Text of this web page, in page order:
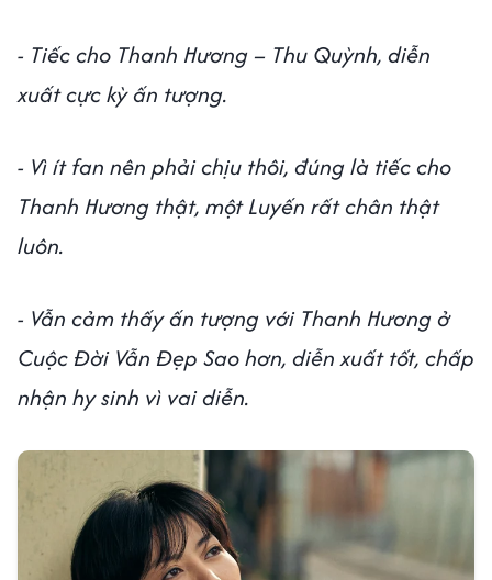
- Tiếc cho Thanh Hương – Thu Quỳnh, diễn
xuất cực kỳ ấn tượng.
- Vì ít fan nên phải chịu thôi, đúng là tiếc cho
Thanh Hương thật, một Luyến rất chân thật
luôn.
- Vẫn cảm thấy ấn tượng với Thanh Hương ở
Cuộc Đời Vẫn Đẹp Sao hơn, diễn xuất tốt, chấp
nhận hy sinh vì vai diễn.